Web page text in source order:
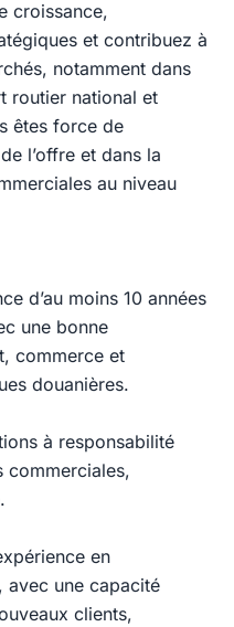
croissance,
et contribuez à
notamment dans
routier national et
êtes force de
l’offre et dans la
au niveau
d’au moins 10 années
une bonne
commerce et
douanières.
à responsabilité
commerciales,
en
avec une capacité
clients,